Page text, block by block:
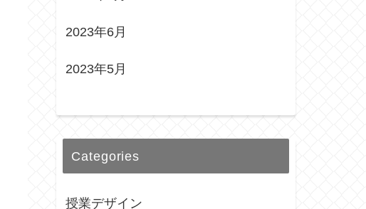
2023年6月
2023年5月
Categories
授業デザイン